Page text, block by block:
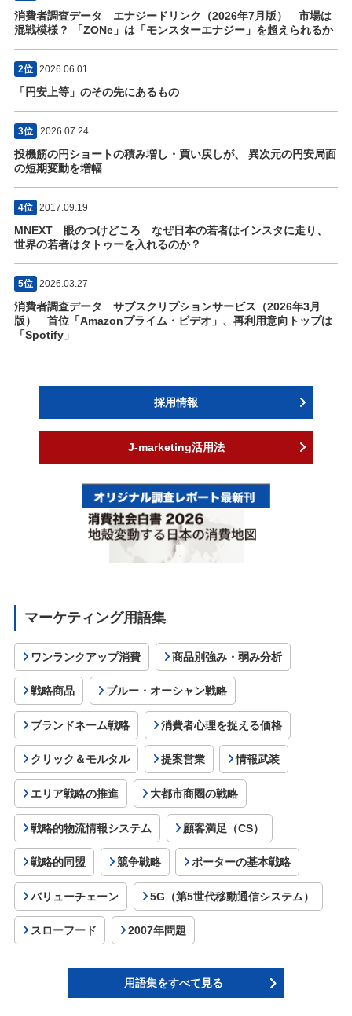
消費者調査データ エナジードリンク（2026年7月版） 市場は
混戦模様？ 「ZONe」は「モンスターエナジー」を超えられるか
2位 2026.06.01
「円安上等」のその先にあるもの
3位 2026.07.24
投機筋の円ショートの積み増し・買い戻しが、 異次元の円安局面
の短期変動を増幅
4位 2017.09.19
MNEXT 眼のつけどころ なぜ日本の若者はインスタに走り、
世界の若者はタトゥーを入れるのか？
5位 2026.03.27
消費者調査データ サブスクリプションサービス（2026年3月
版） 首位「Amazonプライム・ビデオ」、再利用意向トップは
「Spotify」
採用情報
J-marketing活用法
マーケティング用語集
ワンランクアップ消費 商品別強み・弱み分析
戦略商品 ブルー・オーシャン戦略
ブランドネーム戦略 消費者心理を捉える価格
クリック＆モルタル 提案営業 情報武装
エリア戦略の推進 大都市商圏の戦略
戦略的物流情報システム 顧客満足（CS）
戦略的同盟 競争戦略 ポーターの基本戦略
バリューチェーン 5G（第5世代移動通信システム）
スローフード 2007年問題
用語集をすべて見る